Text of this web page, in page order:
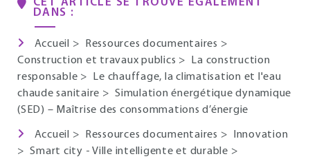
CET ARTICLE SE TROUVE ÉGALEMENT
DANS :
Accueil > Ressources documentaires >
Construction et travaux publics >
La construction
responsable >
Le chauffage, la climatisation et l'eau
chaude sanitaire > Simulation énergétique dynamique
(SED) – Maîtrise des consommations d’énergie
Accueil > Ressources documentaires >
Innovation
>Smart city - Ville intelligente et durable >